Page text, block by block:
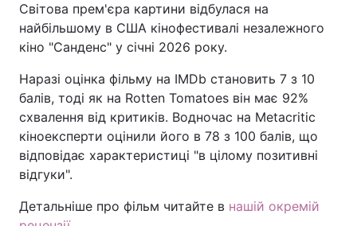
Світова прем'єра картини відбулася на
найбільшому в США кінофестивалі незалежного
кіно "Санденс" у січні 2026 року.
Наразі оцінка фільму на IMDb становить 7 з 10
балів, тоді як на Rotten Tomatoes він має 92%
схвалення від критиків. Водночас на Metacritic
кіноексперти оцінили його в 78 з 100 балів, що
відповідає характеристиці "в цілому позитивні
відгуки".
Детальніше про фільм читайте в нашій окремій